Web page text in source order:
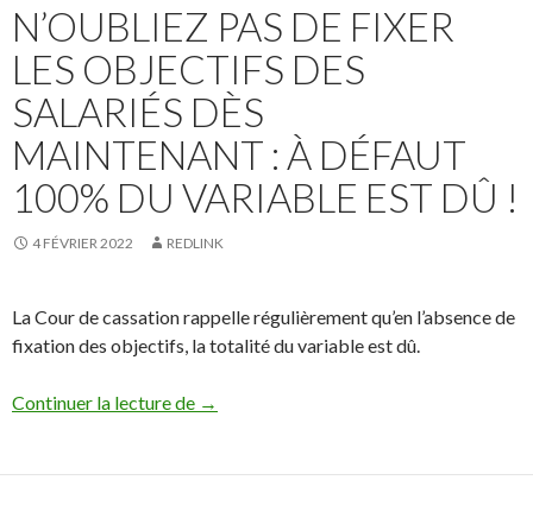
N’OUBLIEZ PAS DE FIXER
LES OBJECTIFS DES
SALARIÉS DÈS
MAINTENANT : À DÉFAUT
100% DU VARIABLE EST DÛ !
4 FÉVRIER 2022 REDLINK
La Cour de cassation rappelle régulièrement qu’en l’absence de
fixation des objectifs, la totalité du variable est dû.
Continuer la lecture de N’oubliez pas de fixer les objectifs des
→